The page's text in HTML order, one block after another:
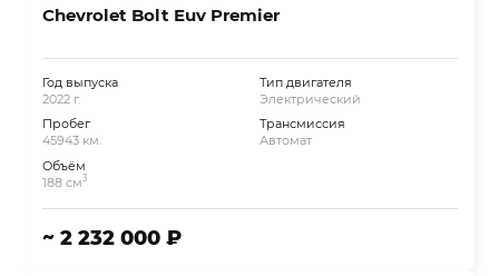
Chevrolet Bolt Euv Premier
Год выпуска
2022 г.
Пробег
45943 км.
Объём
188 см3
Тип двигателя
Электрический
Трансмиссия
Автомат
~ 2 232 000 ₽